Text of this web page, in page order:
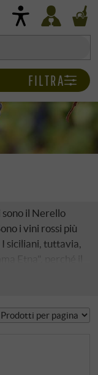
il Nerello
i vini rossi più
siciliani, tuttavia,
Etna", perché il
si trovano antichi
Nel 2001 non
più di 140 sono di …
FILTRA